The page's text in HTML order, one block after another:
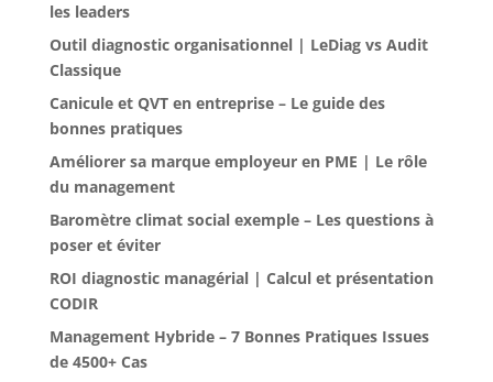
les leaders
Outil diagnostic organisationnel | LeDiag vs Audit
Classique
Canicule et QVT en entreprise – Le guide des
bonnes pratiques
Améliorer sa marque employeur en PME | Le rôle
du management
Baromètre climat social exemple – Les questions à
poser et éviter
ROI diagnostic managérial | Calcul et présentation
CODIR
Management Hybride – 7 Bonnes Pratiques Issues
de 4500+ Cas